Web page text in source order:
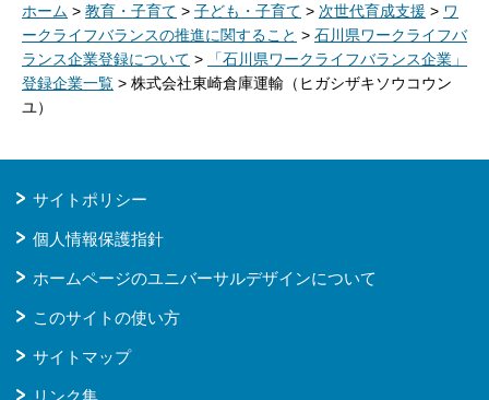
ホーム > 教育・子育て > 子ども・子育て > 次世代育成支援 > ワ
ークライフバランスの推進に関すること > 石川県ワークライフバ
ランス企業登録について >
「石川県ワークライフバランス企業」
登録企業一覧 > 株式会社東崎倉庫運輸（ヒガシザキソウコウン
ユ）
サイトポリシー
個人情報保護指針
ホームページのユニバーサルデザインについて
このサイトの使い方
サイトマップ
リンク集